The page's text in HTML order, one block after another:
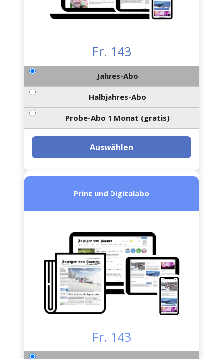
Fr. 143
Jahres-Abo
Halbjahres-Abo
Probe-Abo 1 Monat (gratis)
Auswählen
Print und Digitalabo
Fr. 143